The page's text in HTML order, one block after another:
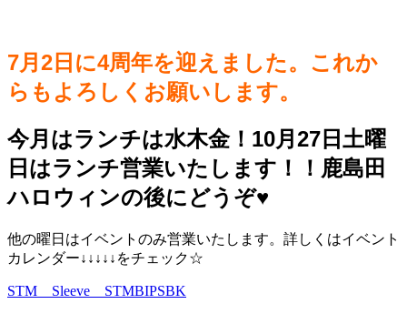
7月2日に4周年を迎えました。これか
らもよろしくお願いします。
今月はランチは水木金！10月27日土曜
日はランチ営業いたします！！鹿島田
ハロウィンの後にどうぞ♥️
他の曜日はイベントのみ営業いたします。詳しくはイベント
カレンダー↓↓↓↓↓をチェック☆
STM Sleeve STMBIPSBK